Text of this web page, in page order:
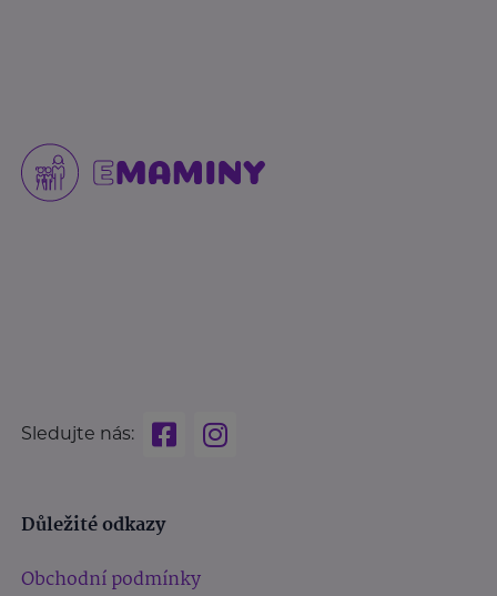
Sledujte nás:
Důležité odkazy
Obchodní podmínky